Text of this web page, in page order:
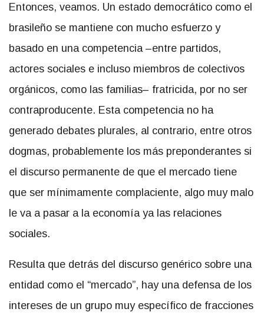
Entonces, veamos. Un estado democrático como el
brasileño se mantiene con mucho esfuerzo y
basado en una competencia –entre partidos,
actores sociales e incluso miembros de colectivos
orgánicos, como las familias– fratricida, por no ser
contraproducente. Esta competencia no ha
generado debates plurales, al contrario, entre otros
dogmas, probablemente los más preponderantes si
el discurso permanente de que el mercado tiene
que ser mínimamente complaciente, algo muy malo
le va a pasar a la economía ya las relaciones
sociales.
Resulta que detrás del discurso genérico sobre una
entidad como el “mercado”, hay una defensa de los
intereses de un grupo muy específico de fracciones